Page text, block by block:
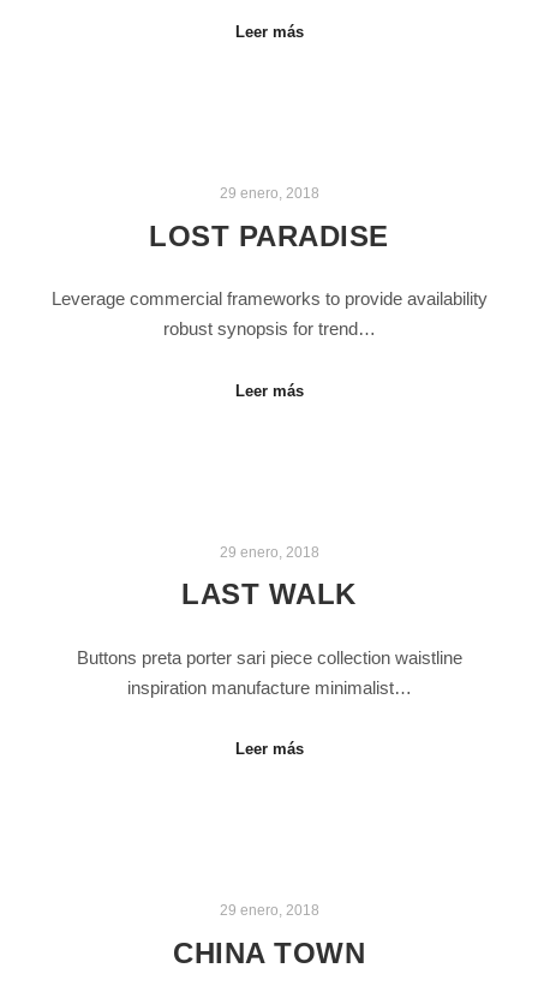
Leer más
29 enero, 2018
LOST PARADISE
Leverage commercial frameworks to provide availability
robust synopsis for trend…
Leer más
29 enero, 2018
LAST WALK
Buttons preta porter sari piece collection waistline
inspiration manufacture minimalist…
Leer más
29 enero, 2018
CHINA TOWN